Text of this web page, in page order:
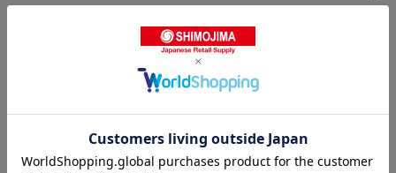
ホースリールの人気商品との比較